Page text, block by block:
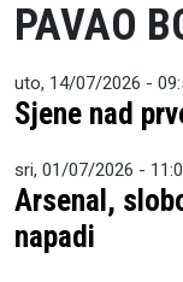
PAVAO
uto, 14/07/2026 -
Sjene nad
sri, 01/07/2026 -
Arsenal,
napadi